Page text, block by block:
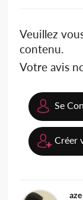
Veuillez
contenu.
Votre avis
Se
Créer
aze